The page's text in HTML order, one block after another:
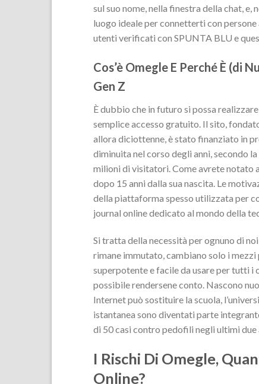
sul suo nome, nella finestra della chat,
luogo ideale per connetterti con
utenti verificati con SPUNTA BLU e
Cos’è Omegle E Perché È (di
Gen Z
È dubbio che in futuro si possa
semplice accesso gratuito. Il sito,
allora diciottenne, è stato finanziato in
diminuita nel corso degli anni, secondo
milioni di visitatori. Come avrete notato
dopo 15 anni dalla sua nascita. Le
della piattaforma spesso utilizzata per
journal online dedicato al mondo della
Si tratta della necessità per ognuno di
rimane immutato, cambiano solo i
superpotente e facile da usare per tutti i
possibile rendersene conto. Nascono
Internet può sostituire la scuola,
istantanea sono diventati parte
di 50 casi contro pedofili negli ultimi due
I Rischi Di Omegle,
Online?